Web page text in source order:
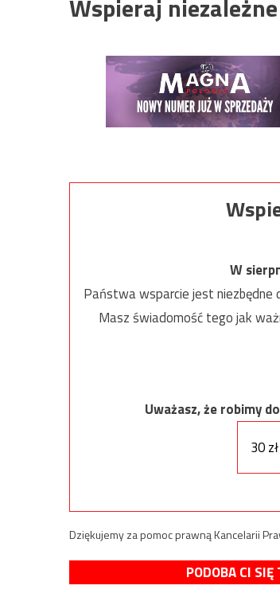
Wspieraj
W
Państwa wsparcie jest niezbędne
Masz świadomość tego jak
Uważasz, że robimy
30 zł
Dziękujemy za pomoc prawną Kancelarii
PODOBA CI